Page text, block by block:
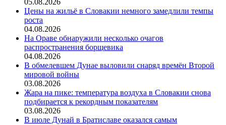
Цены на жильё в Словакии немного замедлили темпы
роста
04.08.2026
На Ораве обнаружили несколько очагов
распространения борщевика
04.08.2026
В обмелевшем Дунае выловили снаряд времён Второй
мировой войны
03.08.2026
Жара на пике: температура воздуха в Словакии снова
подбирается к рекордным показателям
03.08.2026
В июле Дунай в Братиславе оказался самым